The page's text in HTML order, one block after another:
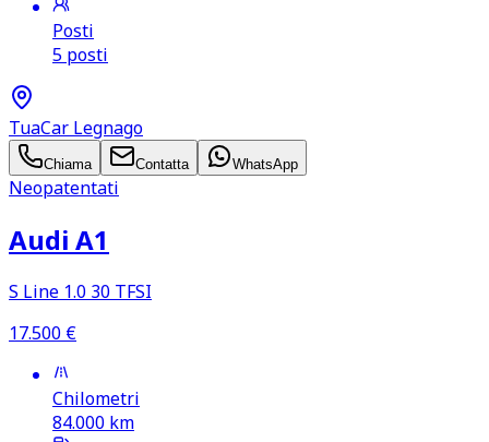
Posti
5 posti
TuaCar Legnago
Chiama Contatta WhatsApp
Neopatentati
Audi A1
S Line 1.0 30 TFSI
17.500 €
Chilometri
84.000 km